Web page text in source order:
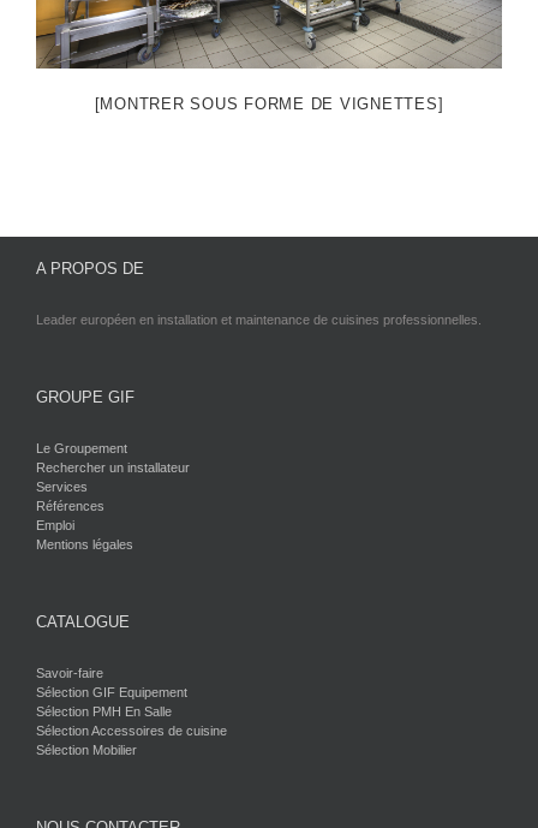
[MONTRER SOUS FORME DE VIGNETTES]
A PROPOS DE
Leader européen en installation et maintenance de cuisines professionnelles.
GROUPE GIF
Le Groupement
Rechercher un installateur
Services
Références
Emploi
Mentions légales
CATALOGUE
Savoir-faire
Sélection GIF Equipement
Sélection PMH En Salle
Sélection Accessoires de cuisine
Sélection Mobilier